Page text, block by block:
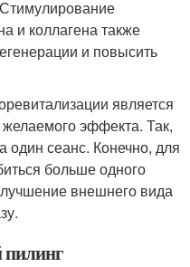
и коллагена также
и повысить
является
эффекта. Так,
один сеанс. Конечно, для
больше одного
внешнего вида